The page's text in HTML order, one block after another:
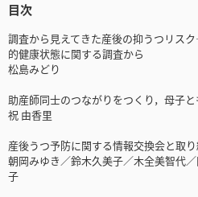
目次
調査から見えてきた産後の抑うつリス
的健康状態に関する調査から
松島みどり
助産師同士のつながりをつくり，母子と
祝 由香里
産後うつ予防に関する情報交換会と取
朝岡みゆき／鈴木久美子／木全美智代
子